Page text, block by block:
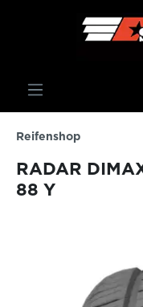
springen
Reifenshop
RADAR
88 Y